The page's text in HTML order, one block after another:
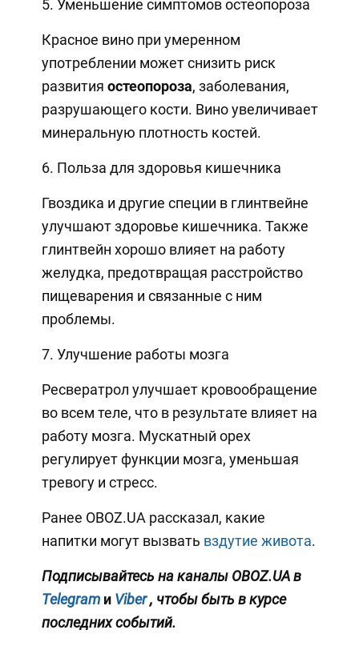
5. Уменьшение симптомов остеопороза
Красное вино при умеренном
употреблении может снизить риск
развития остеопороза, заболевания,
разрушающего кости. Вино увеличивает
минеральную плотность костей.
6. Польза для здоровья кишечника
Гвоздика и другие специи в глинтвейне
улучшают здоровье кишечника. Также
глинтвейн хорошо влияет на работу
желудка, предотвращая расстройство
пищеварения и связанные с ним
проблемы.
7. Улучшение работы мозга
Ресвератрол улучшает кровообращение
во всем теле, что в результате влияет на
работу мозга. Мускатный орех
регулирует функции мозга, уменьшая
тревогу и стресс.
Ранее OBOZ.UA рассказал, какие
напитки могут вызвать вздутие живота.
Подписывайтесь на каналы OBOZ.UA в
Telegram и Viber , чтобы быть в курсе
последних событий.